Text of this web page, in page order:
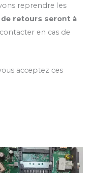
reprendre les
de retours seront à
en cas de
acceptez ces